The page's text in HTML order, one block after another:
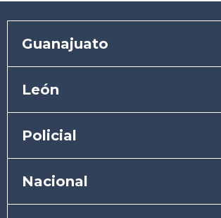
Guanajuato
León
Policial
Nacional